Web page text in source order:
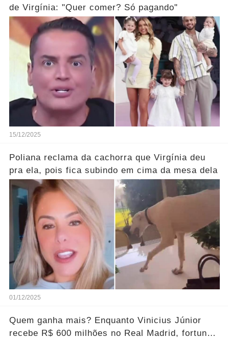
de Virgínia: "Quer comer? Só pagando"
15/12/2025
Poliana reclama da cachorra que Virgínia deu
pra ela, pois fica subindo em cima da mesa dela
01/12/2025
Quem ganha mais? Enquanto Vinicius Júnior
recebe R$ 600 milhões no Real Madrid, fortuna